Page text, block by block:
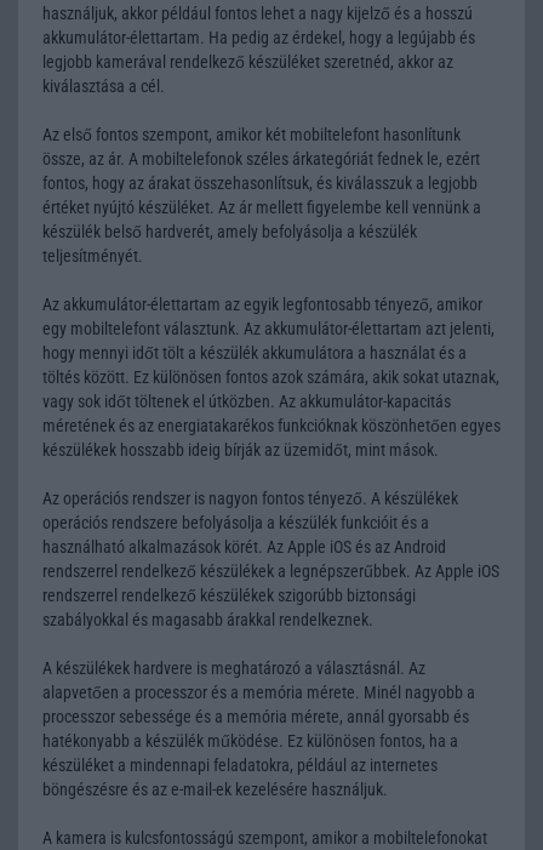
használjuk, akkor például fontos lehet a nagy kijelző és a hosszú
akkumulátor-élettartam. Ha pedig az érdekel, hogy a legújabb és
legjobb kamerával rendelkező készüléket szeretnéd, akkor az
kiválasztása a cél.
Az első fontos szempont, amikor két mobiltelefont hasonlítunk
össze, az ár. A mobiltelefonok széles árkategóriát fednek le, ezért
fontos, hogy az árakat összehasonlítsuk, és kiválasszuk a legjobb
értéket nyújtó készüléket. Az ár mellett figyelembe kell vennünk a
készülék belső hardverét, amely befolyásolja a készülék
teljesítményét.
Az akkumulátor-élettartam az egyik legfontosabb tényező, amikor
egy mobiltelefont választunk. Az akkumulátor-élettartam azt jelenti,
hogy mennyi időt tölt a készülék akkumulátora a használat és a
töltés között. Ez különösen fontos azok számára, akik sokat utaznak,
vagy sok időt töltenek el útközben. Az akkumulátor-kapacitás
méretének és az energiatakarékos funkcióknak köszönhetően egyes
készülékek hosszabb ideig bírják az üzemidőt, mint mások.
Az operációs rendszer is nagyon fontos tényező. A készülékek
operációs rendszere befolyásolja a készülék funkcióit és a
használható alkalmazások körét. Az Apple iOS és az Android
rendszerrel rendelkező készülékek a legnépszerűbbek. Az Apple iOS
rendszerrel rendelkező készülékek szigorúbb biztonsági
szabályokkal és magasabb árakkal rendelkeznek.
A készülékek hardvere is meghatározó a választásnál. Az
alapvetően a processzor és a memória mérete. Minél nagyobb a
processzor sebessége és a memória mérete, annál gyorsabb és
hatékonyabb a készülék működése. Ez különösen fontos, ha a
készüléket a mindennapi feladatokra, például az internetes
böngészésre és az e-mail-ek kezelésére használjuk.
A kamera is kulcsfontosságú szempont, amikor a mobiltelefonokat